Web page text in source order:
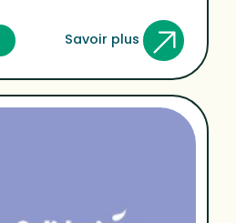
Savoir plus